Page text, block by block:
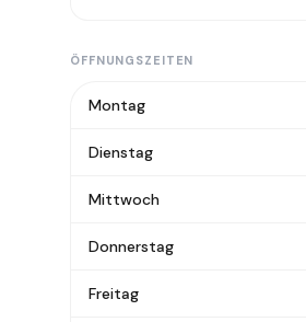
ÖFFNUNGSZEITEN
Montag
Dienstag
Mittwoch
Donnerstag
Freitag